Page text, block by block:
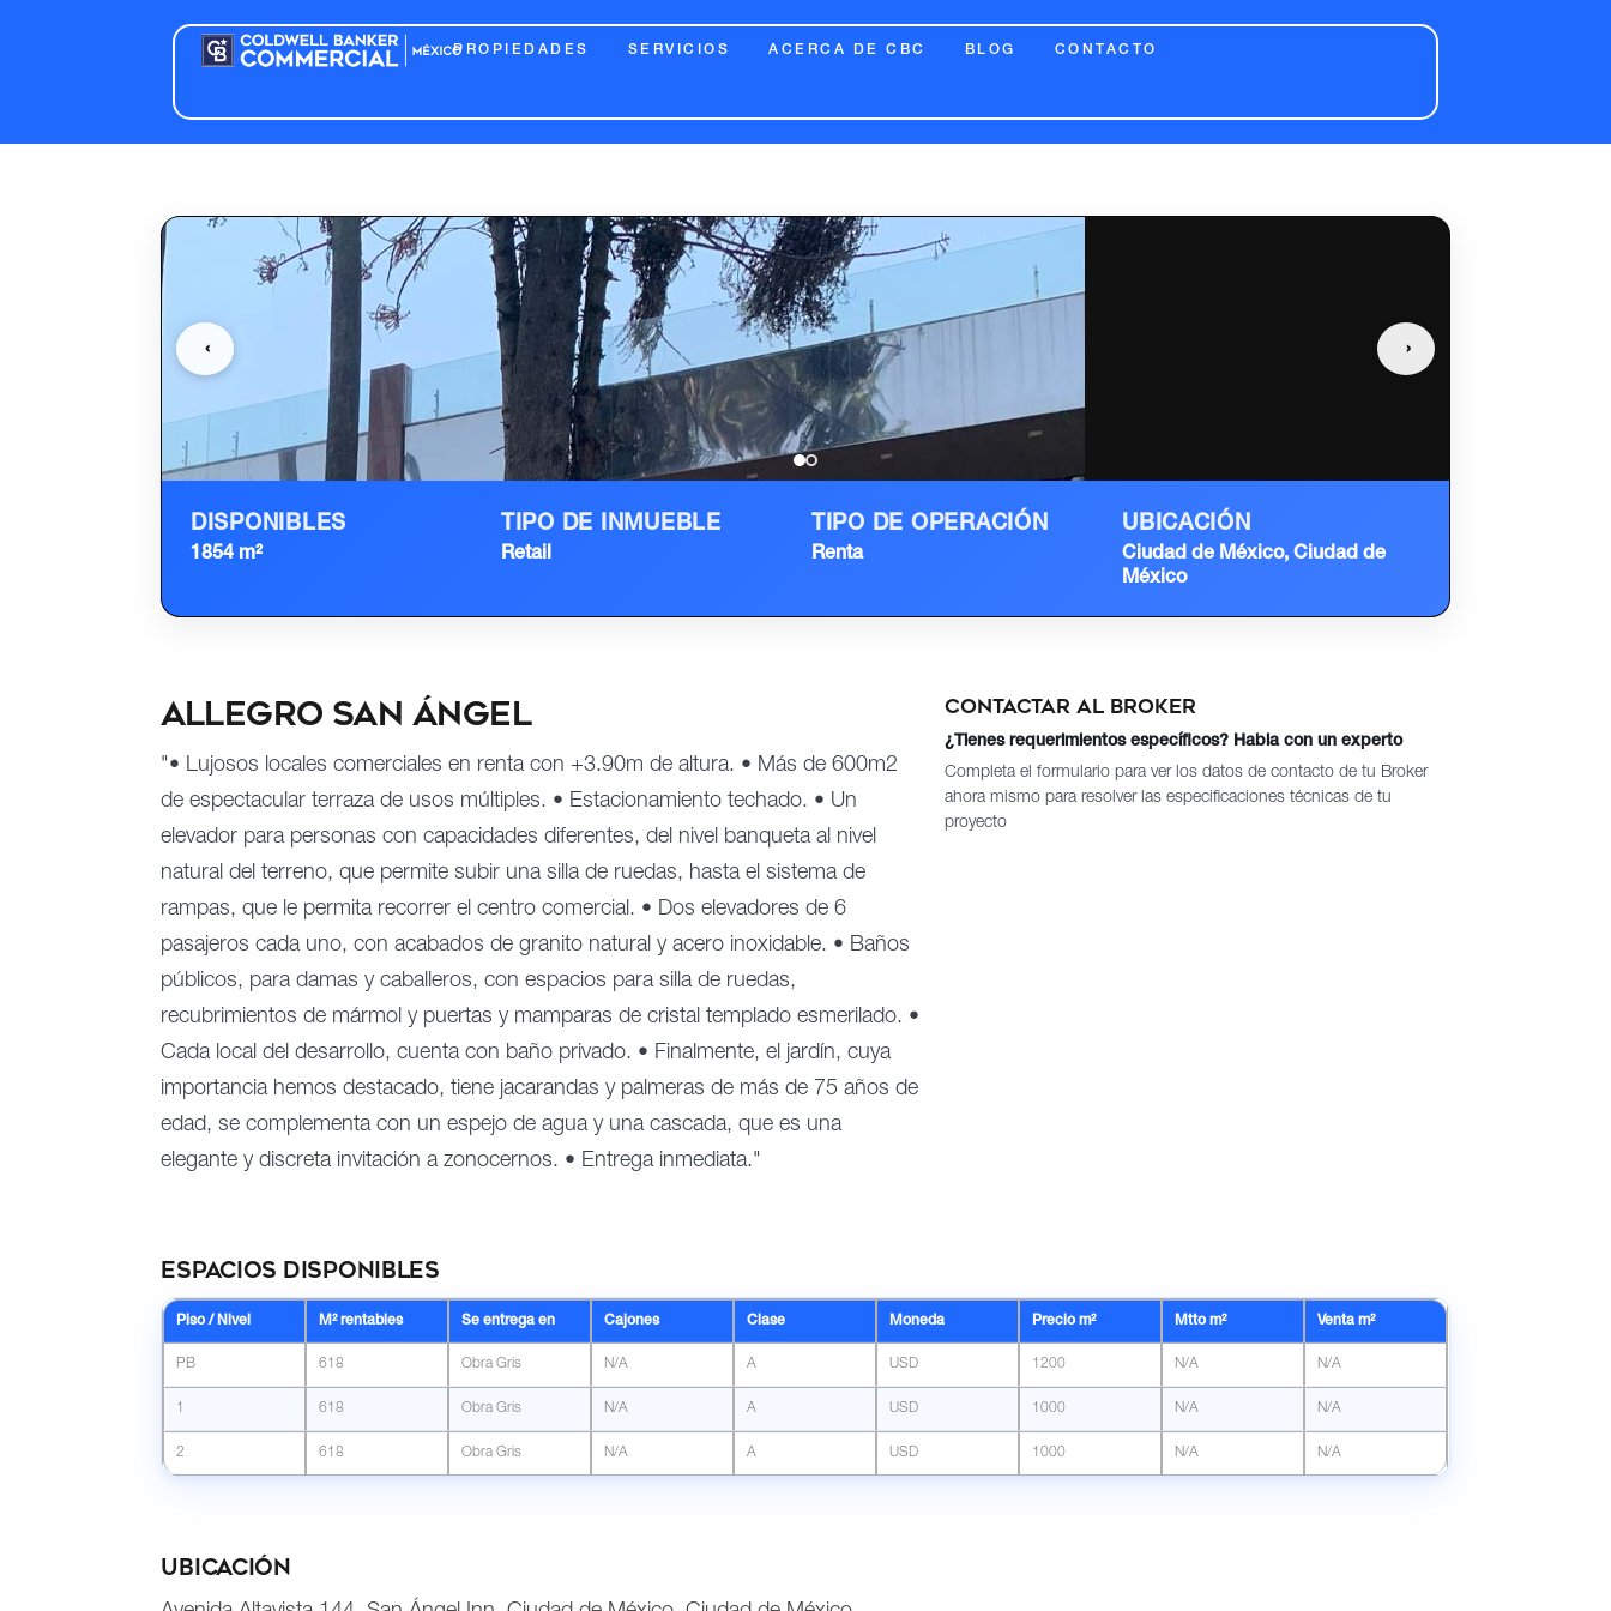
PROPIEDADES SERVICIOS ACERCA DE CBC BLOG CONTACTO
‹ ›
DISPONIBLES
1854 m²
TIPO DE INMUEBLE
Retail
TIPO DE OPERACIÓN
Renta
UBICACIÓN
Ciudad de México, Ciudad de
México
Allegro San Ángel
"• Lujosos locales comerciales en renta con +3.90m de altura. • Más de 600m2
de espectacular terraza de usos múltiples. • Estacionamiento techado. • Un
elevador para personas con capacidades diferentes, del nivel banqueta al nivel
natural del terreno, que permite subir una silla de ruedas, hasta el sistema de
rampas, que le permita recorrer el centro comercial. • Dos elevadores de 6
pasajeros cada uno, con acabados de granito natural y acero inoxidable. • Baños
públicos, para damas y caballeros, con espacios para silla de ruedas,
recubrimientos de mármol y puertas y mamparas de cristal templado esmerilado. •
Cada local del desarrollo, cuenta con baño privado. • Finalmente, el jardín, cuya
importancia hemos destacado, tiene jacarandas y palmeras de más de 75 años de
edad, se complementa con un espejo de agua y una cascada, que es una
elegante y discreta invitación a zonocernos. • Entrega inmediata."
Contactar al broker
¿Tienes requerimientos específicos? Habla con un experto
Completa el formulario para ver los datos de contacto de tu Broker
ahora mismo para resolver las especificaciones técnicas de tu
proyecto
Espacios disponibles
Piso / Nivel M² rentables Se entrega en Cajones Clase Moneda Precio m² Mtto m² Venta m²
PB 618 Obra Gris N/A A USD 1200 N/A N/A
1 618 Obra Gris N/A A USD 1000 N/A N/A
2 618 Obra Gris N/A A USD 1000 N/A N/A
Ubicación